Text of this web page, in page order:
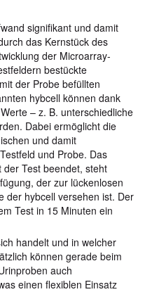
signifikant und damit
das Kernstück des
der Microarray-
bestückte
der Probe befüllten
hybcell können dank
– z. B. unterschiedliche
Dabei ermöglicht die
und damit
und Probe. Das
Test beendet, steht
der zur lückenlosen
der hybcell versehen ist. Der
Test in 15 Minuten ein
handelt und in welcher
können gerade beim
auch
einen flexiblen Einsatz